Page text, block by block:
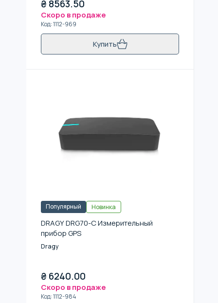
₴ 8563.50
Скоро в продаже
Код:1112-969
Купить
Популярный Новинка
DRAGY DRG70-C Измерительный
прибор GPS
Dragy
₴ 6240.00
Скоро в продаже
Код:1112-984